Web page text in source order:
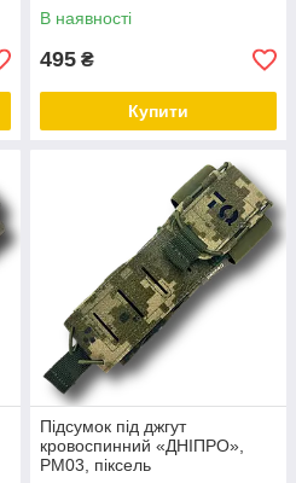
В наявності
495 ₴
Купити
Підсумок під джгут
кровоспинний «ДНІПРО»,
РМ03, піксель